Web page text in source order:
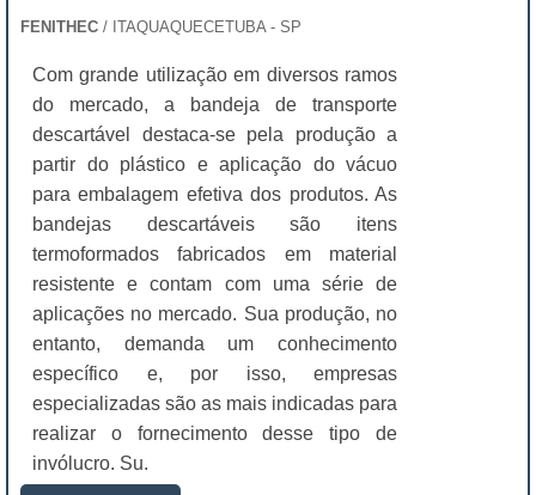
FENITHEC / ITAQUAQUECETUBA - SP
Com grande utilização em diversos ramos
do mercado, a bandeja de transporte
descartável destaca-se pela produção a
partir do plástico e aplicação do vácuo
para embalagem efetiva dos produtos. As
bandejas descartáveis são itens
termoformados fabricados em material
resistente e contam com uma série de
aplicações no mercado. Sua produção, no
entanto, demanda um conhecimento
específico e, por isso, empresas
especializadas são as mais indicadas para
realizar o fornecimento desse tipo de
invólucro. Su.